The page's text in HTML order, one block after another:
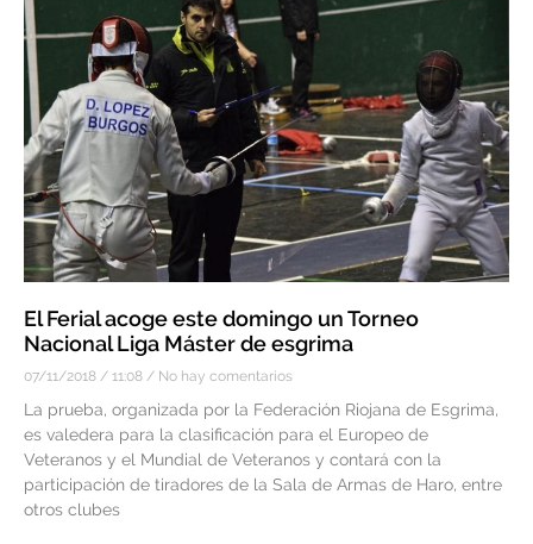
El Ferial acoge este domingo un Torneo
Nacional Liga Máster de esgrima
07/11/2018 11:08 No hay comentarios
La prueba, organizada por la Federación Riojana de Esgrima,
es valedera para la clasificación para el Europeo de
Veteranos y el Mundial de Veteranos y contará con la
participación de tiradores de la Sala de Armas de Haro, entre
otros clubes